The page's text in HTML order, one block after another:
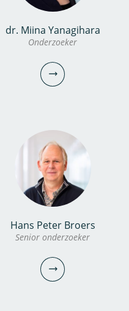
dr.ir. Erwin Roex
Senior onderzoeker
Projectmanager
030-6069728
erwin.roex@kwrwater.nl
bekijk profiel
dr. Miina Yanagihara
Onderzoeker
dr. Miina Yanagihara
Hans Peter Broers
Senior onderzoeker